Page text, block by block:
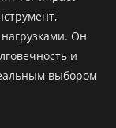
Он
и
выбором